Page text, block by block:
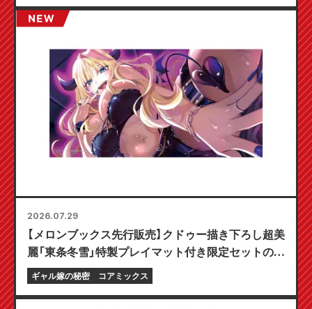
2026.07.29
【メロンブックス先行販売】クドゥー描き下ろし超美
麗「東条冬雪」特製プレイマット付き限定セットの予
約受付開始！『ギャル嫁の秘密』最新第6巻が10月20
日発売予定！
ギャル嫁の秘密 コアミックス